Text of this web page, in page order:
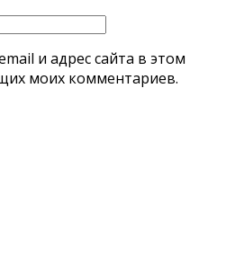
и адрес сайта в этом
моих комментариев.